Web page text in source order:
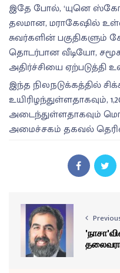
இதே போல், ‘யுனெ
தலமான, மராகேஷில்
சுவர்களின்
தொடர்பான வீடியோ,
அதிர்ச்சியை ஏற்படுத்தி
இந்த நிலநடுக்கத்தில்
உயிரிழந்துள்ளதாகவும்,
அடைந்துள்ளதாகவும்
அமைச்சகம் தகவல்